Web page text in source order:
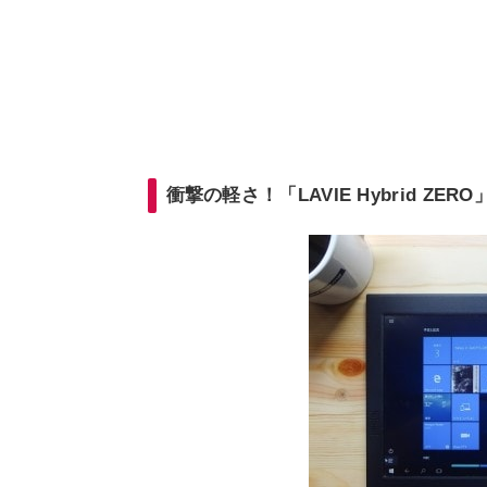
衝撃の軽さ！「LAVIE Hybrid ZERO